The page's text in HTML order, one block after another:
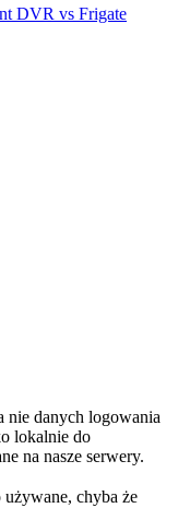
DVR vs Frigate
nie danych logowania
lokalnie do
na nasze serwery.
używane, chyba że